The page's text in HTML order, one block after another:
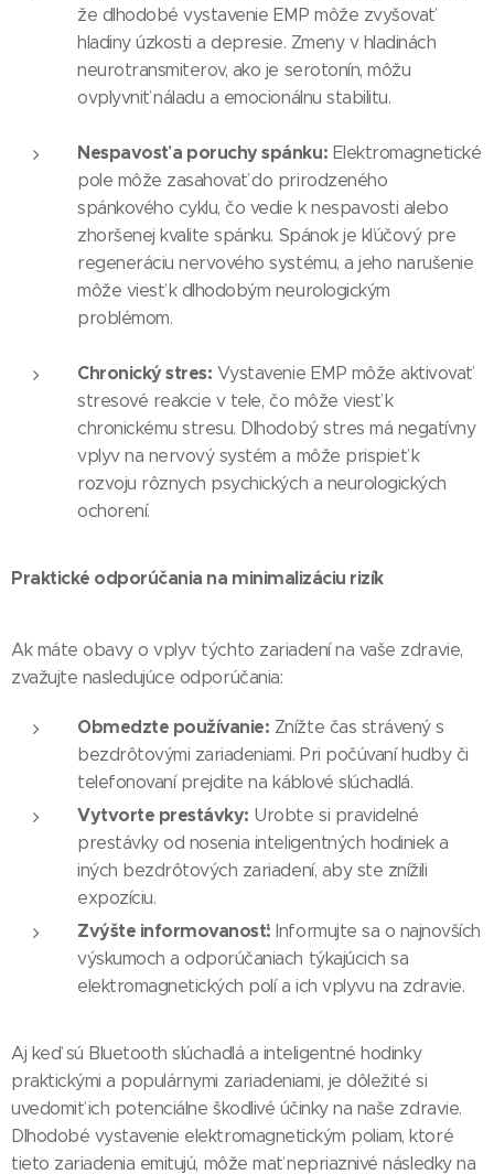
že dlhodobé vystavenie EMP môže zvyšovať
hladiny úzkosti a depresie. Zmeny v hladinách
neurotransmiterov, ako je serotonín, môžu
ovplyvniť náladu a emocionálnu stabilitu.
Nespavosť a poruchy spánku: Elektromagnetické
pole môže zasahovať do prirodzeného
spánkového cyklu, čo vedie k nespavosti alebo
zhoršenej kvalite spánku. Spánok je kľúčový pre
regeneráciu nervového systému, a jeho narušenie
môže viesť k dlhodobým neurologickým
problémom.
Chronický stres: Vystavenie EMP môže aktivovať
stresové reakcie v tele, čo môže viesť k
chronickému stresu. Dlhodobý stres má negatívny
vplyv na nervový systém a môže prispieť k
rozvoju rôznych psychických a neurologických
ochorení.
Praktické odporúčania na minimalizáciu rizík
Ak máte obavy o vplyv týchto zariadení na vaše zdravie,
zvažujte nasledujúce odporúčania:
Obmedzte používanie: Znížte čas strávený s
bezdrôtovými zariadeniami. Pri počúvaní hudby či
telefonovaní prejdite na káblové slúchadlá.
Vytvorte prestávky: Urobte si pravidelné
prestávky od nosenia inteligentných hodiniek a
iných bezdrôtových zariadení, aby ste znížili
expozíciu.
Zvýšte informovanosť: Informujte sa o najnovších
výskumoch a odporúčaniach týkajúcich sa
elektromagnetických polí a ich vplyvu na zdravie.
Aj keď sú Bluetooth slúchadlá a inteligentné hodinky
praktickými a populárnymi zariadeniami, je dôležité si
uvedomiť ich potenciálne škodlivé účinky na naše zdravie.
Dlhodobé vystavenie elektromagnetickým poliam, ktoré
tieto zariadenia emitujú, môže mať nepriaznivé následky na